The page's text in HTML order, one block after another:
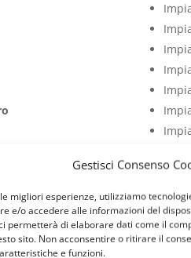
Gestisci Consenso
migliori esperienze, utilizziamo
e/o accedere alle informazioni del
permetterà di elaborare dati come il
sito. Non acconsentire o ritirare il
e funzioni.